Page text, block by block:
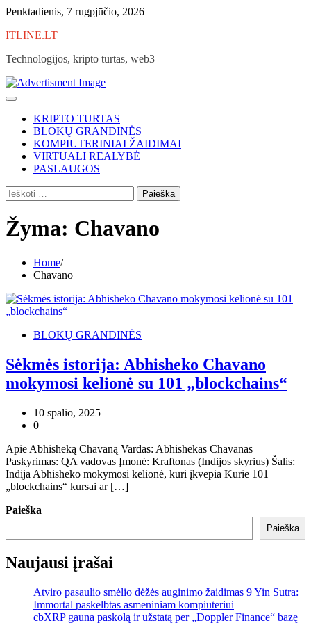
Skip
content
Penktadienis, 7 rugpjūčio, 2026
ITLINE.LT
Technologijos, kripto turtas, web3
KRIPTO TURTAS
BLOKŲ GRANDINĖS
KOMPIUTERINIAI ŽAIDIMAI
VIRTUALI REALYBĖ
PASLAUGOS
Ieškoti:
Žyma: Chavano
Home
Chavano
BLOKŲ GRANDINĖS
Sėkmės istorija: Abhisheko Chavano
mokymosi kelionė su 101 „blockchains“
10 spalio, 2025
0
Apie Abhisheką Chavaną Vardas: Abhishekas Chavanas
Paskyrimas: QA vadovas Įmonė: Kraftonas (Indijos skyrius) Šalis:
Indija Abhisheko mokymosi kelionė, kuri įkvepia Kurie 101
„blockchains“ kursai ar […]
Paieška
Paieška
Naujausi įrašai
Atviro pasaulio smėlio dėžės auginimo žaidimas 9 Yin Sutra:
Immortal paskelbtas asmeniniam kompiuteriui
cbXRP gauna paskolą ir užstatą per „Doppler Finance“ bazę